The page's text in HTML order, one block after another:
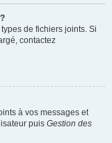
de fichiers joints. Si
contactez
à vos messages et
puis Gestion des